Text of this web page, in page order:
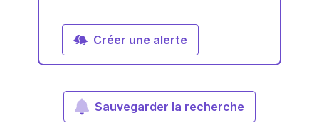
Créer une alerte
Sauvegarder la recherche